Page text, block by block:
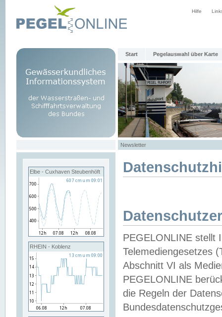
Hilfe
Start Pegelauswahl über Karte
Newsletter
Elbe - Cuxhaven Steubenhöft
RHEIN - Koblenz
PEGELONLINE stellt
Telemediengesetzes
Abschnitt VI als
PEGELONLINE
die Regeln der